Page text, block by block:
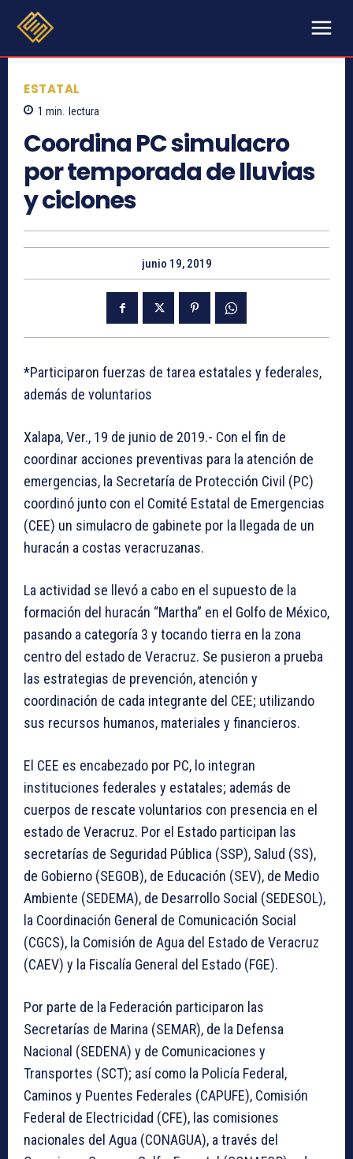
ESTATAL
1 min. lectura
Coordina PC simulacro
por temporada de lluvias
y ciclones
junio 19, 2019
*Participaron fuerzas de tarea estatales y federales,
además de voluntarios
Xalapa, Ver., 19 de junio de 2019.- Con el fin de
coordinar acciones preventivas para la atención de
emergencias, la Secretaría de Protección Civil (PC)
coordinó junto con el Comité Estatal de Emergencias
(CEE) un simulacro de gabinete por la llegada de un
huracán a costas veracruzanas.
La actividad se llevó a cabo en el supuesto de la
formación del huracán “Martha” en el Golfo de México,
pasando a categoría 3 y tocando tierra en la zona
centro del estado de Veracruz. Se pusieron a prueba
las estrategias de prevención, atención y
coordinación de cada integrante del CEE; utilizando
sus recursos humanos, materiales y financieros.
El CEE es encabezado por PC, lo integran
instituciones federales y estatales; además de
cuerpos de rescate voluntarios con presencia en el
estado de Veracruz. Por el Estado participan las
secretarías de Seguridad Pública (SSP), Salud (SS),
de Gobierno (SEGOB), de Educación (SEV), de Medio
Ambiente (SEDEMA), de Desarrollo Social (SEDESOL),
la Coordinación General de Comunicación Social
(CGCS), la Comisión de Agua del Estado de Veracruz
(CAEV) y la Fiscalía General del Estado (FGE).
Por parte de la Federación participaron las
Secretarías de Marina (SEMAR), de la Defensa
Nacional (SEDENA) y de Comunicaciones y
Transportes (SCT); así como la Policía Federal,
Caminos y Puentes Federales (CAPUFE), Comisión
Federal de Electricidad (CFE), las comisiones
nacionales del Agua (CONAGUA), a través del